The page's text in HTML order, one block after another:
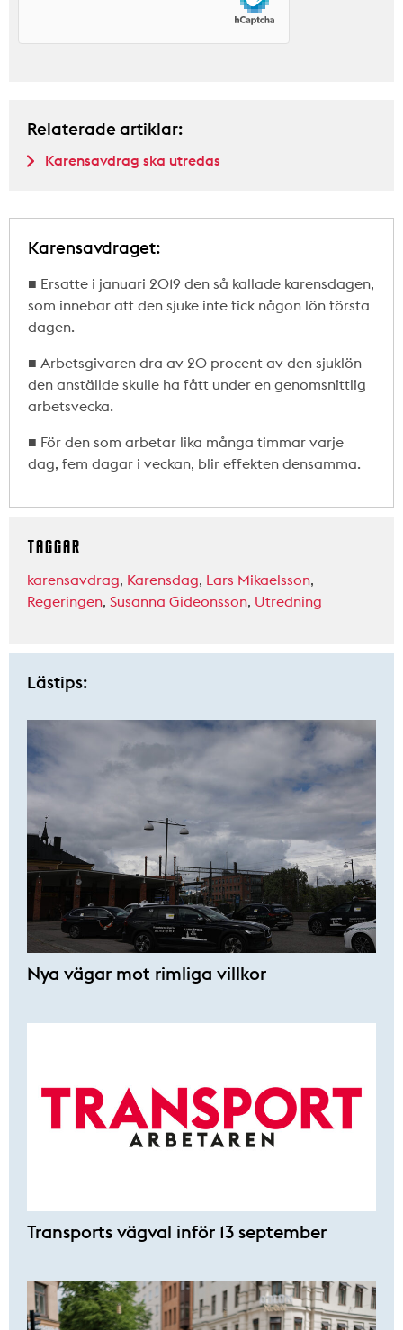
Relaterade artiklar:
Karensavdrag ska utredas
Karensavdraget:
■ Ersatte i januari 2019 den så kallade karensdagen,
som innebar att den sjuke inte fick någon lön första
dagen.
■ Arbetsgivaren dra av 20 procent av den sjuklön
den anställde skulle ha fått under en genomsnittlig
arbetsvecka.
■ För den som arbetar lika många timmar varje
dag, fem dagar i veckan, blir effekten densamma.
TAGGAR
karensavdrag, Karensdag, Lars Mikaelsson,
Regeringen, Susanna Gideonsson, Utredning
Lästips:
Nya vägar mot rimliga villkor
Transports vägval inför 13 september